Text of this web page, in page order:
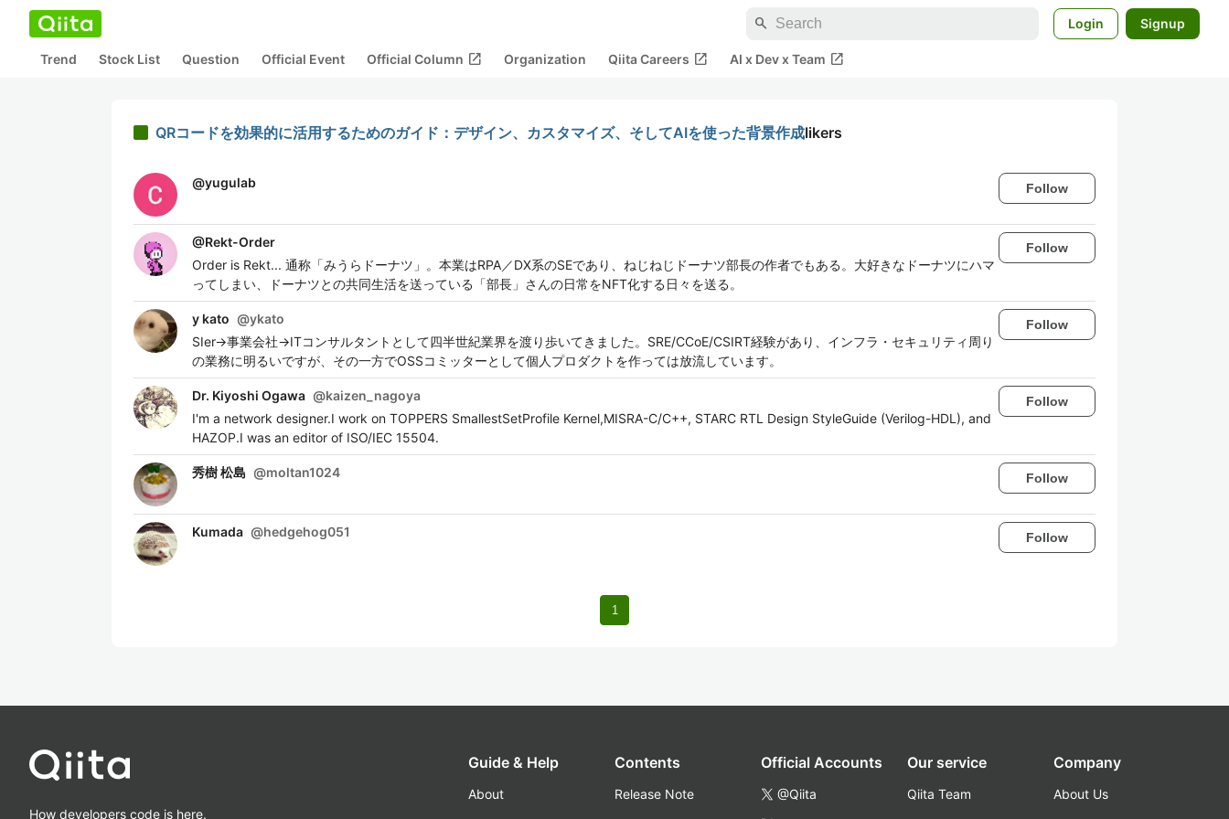
search Login Signup
Trend Stock List Question Official Event Official Column open_in_new Organization Qiita Careers open_in_new AI x Dev x Team open_in_new
QRコードを効果的に活用するためのガイド：デザイン、カスタマイズ、そしてAIを使った背景作成likers
@yugulab Follow
@Rekt-Order
Order is Rekt... 通称「みうらドーナツ」。本業はRPA／DX系のSEであり、ねじねじドーナツ部長の作者でもある。大好きなドーナツにハマ
ってしまい、ドーナツとの共同生活を送っている「部長」さんの日常をNFT化する日々を送る。
Follow
y kato @ykato
SIer→事業会社→ITコンサルタントとして四半世紀業界を渡り歩いてきました。SRE/CCoE/CSIRT経験があり、インフラ・セキュリティ周り
の業務に明るいですが、その一方でOSSコミッターとして個人プロダクトを作っては放流しています。
Follow
Dr. Kiyoshi Ogawa @kaizen_nagoya
I'm a network designer.I work on TOPPERS SmallestSetProfile Kernel,MISRA-C/C++, STARC RTL Design StyleGuide (Verilog-HDL), and
HAZOP.I was an editor of ISO/IEC 15504.
Follow
秀樹 松島 @moltan1024 Follow
Kumada @hedgehog051 Follow
1
How developers code is here.
Guide & Help
About
Contents
Release Note
Official Accounts
@Qiita
Our service
Qiita Team
Company
About Us